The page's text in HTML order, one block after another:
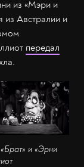
из «Мэри и
из Австралии и
передал
и «Эрни